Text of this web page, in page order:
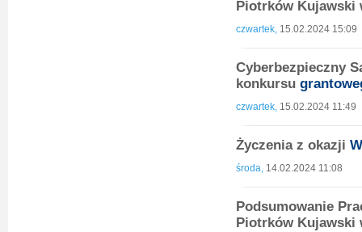
Piotrków Kujawski
czwartek, 15.02.2024 15:09
Cyberbezpieczny
konkursu
czwartek, 15.02.2024 11:49
Życzenia z okazji
środa, 14.02.2024 11:08
Podsumowanie
Piotrków Kujawski